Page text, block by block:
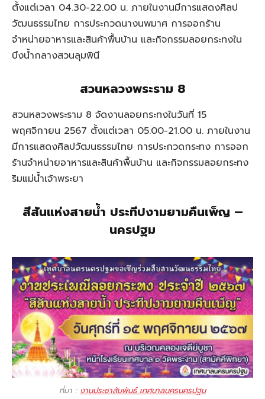
ตั้งแต่เวลา 04.30-22.00 น. ภายในงานมีการแสดงศิลป
วัฒนธรรมไทย การประกวดนางนพมาศ การออกร้าน
จำหน่ายอาหารและสินค้าพื้นบ้าน และกิจกรรมลอยกระทงใน
บึงน้ำกลางสวนลุมพินี
สวนหลวงพระราม 8
สวนหลวงพระราม 8 จัดงานลอยกระทงในวันที่ 15
พฤศจิกายน 2567 ตั้งแต่เวลา 05.00-21.00 น. ภายในงาน
มีการแสดงศิลปวัฒนธรรมไทย การประกวดกระทง การออก
ร้านจำหน่ายอาหารและสินค้าพื้นบ้าน และกิจกรรมลอยกระทง
ริมแม่น้ำเจ้าพระยา
สีสันแห่งสายน้ำ ประทีปงามยามคืนเพ็ญ –
นครปฐม
ที่มา : งานประชาสัมพันธ์ เทศบาลนครนครปฐม